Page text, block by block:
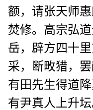
额，请张天师
焚修。高宗弘
岳，辟方四十
采，断畋猎，
有田先生得道
有尹真人上升